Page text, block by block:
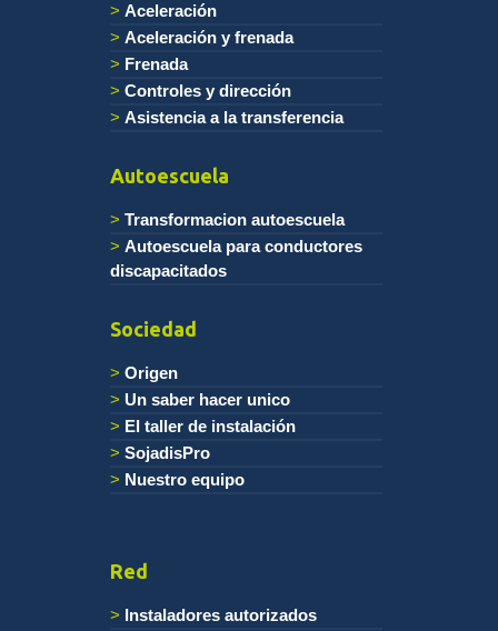
Aceleración
Aceleración y frenada
Frenada
Controles y dirección
Asistencia a la transferencia
Autoescuela
Transformacion autoescuela
Autoescuela para conductores
discapacitados
Sociedad
Origen
Un saber hacer unico
El taller de instalación
SojadisPro
Nuestro equipo
Red
Instaladores autorizados